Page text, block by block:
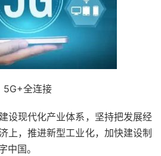
5G+全连接
设现代化产业体系，坚持把发展经
上，推进新型工业化，加快建设制
中国。